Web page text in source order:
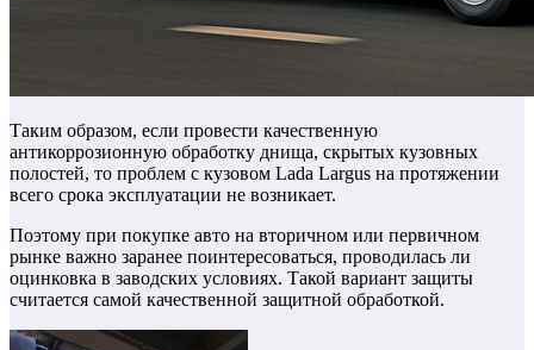
Таким образом, если провести качественную
антикоррозионную обработку днища, скрытых кузовных
полостей, то проблем с кузовом Lada Largus на протяжении
всего срока эксплуатации не возникает.
Поэтому при покупке авто на вторичном или первичном
рынке важно заранее поинтересоваться, проводилась ли
оцинковка в заводских условиях. Такой вариант защиты
считается самой качественной защитной обработкой.